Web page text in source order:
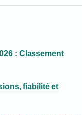
: Classement
fiabilité et